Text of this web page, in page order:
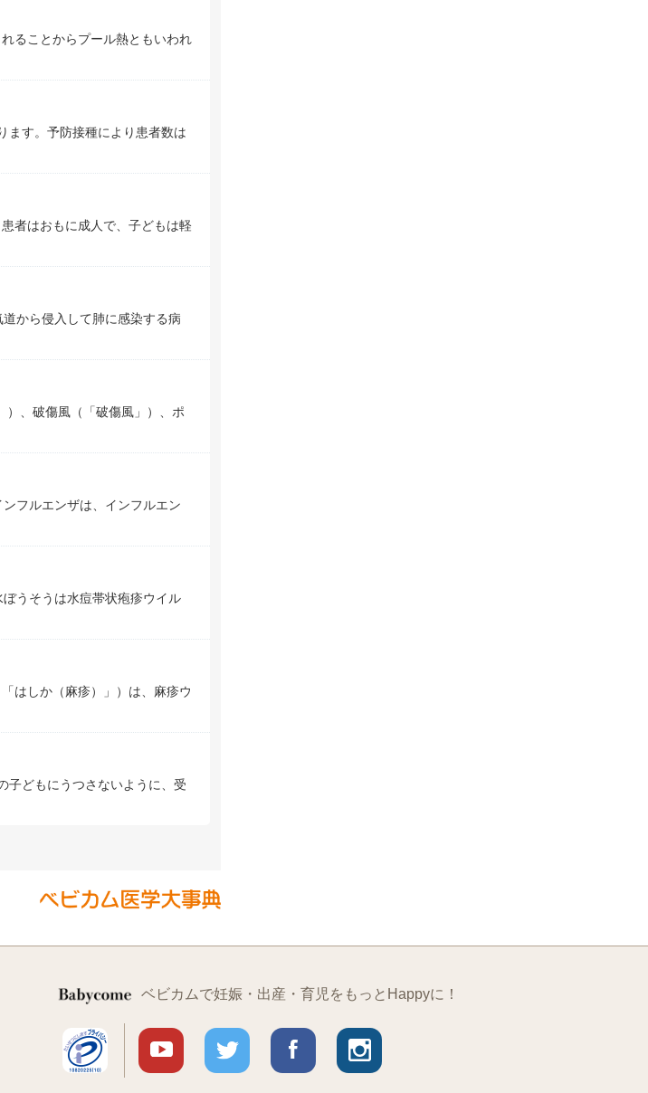
ることからプール熱ともいわれ
ます。予防接種により患者数は
者はおもに成人で、子どもは軽
から侵入して肺に感染する病
、破傷風（「破傷風」）、ポ
フルエンザは、インフルエン
うそうは水痘帯状疱疹ウイル
はしか（麻疹）」）は、麻疹ウ
どもにうつさないように、受
ベビカムで妊娠・出産・育児をもっとHappyに！